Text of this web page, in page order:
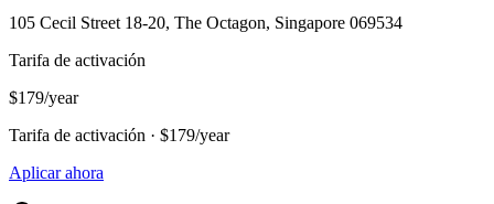
105 Cecil Street 18-20, The Octagon, Singapore 069534
Tarifa de activación
$179/year
Tarifa de activación · $179/year
Aplicar ahora